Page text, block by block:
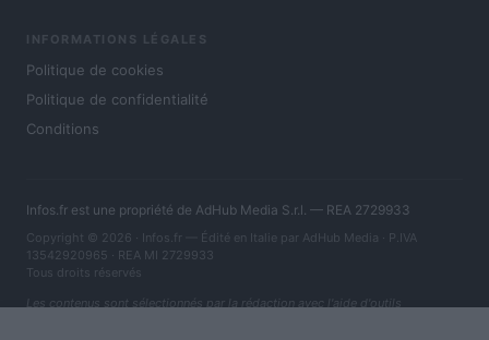
INFORMATIONS LÉGALES
Politique de cookies
Politique de confidentialité
Conditions
Infos.fr est une propriété de AdHub Media S.r.l. — REA 2729933
Copyright © 2026 · Infos.fr — Édité en Italie par AdHub Media · P.IVA
13542920965 · REA MI 2729933
Tous droits réservés
Les contenus sont sélectionnés par la rédaction avec l'aide d'outils